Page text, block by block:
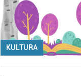
KULTURA